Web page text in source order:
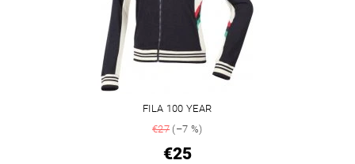
FILA 100 YEAR
€27 (–7 %)
€25